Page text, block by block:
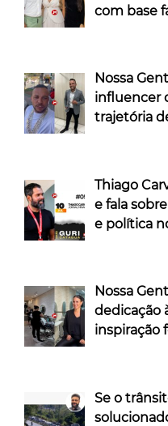
com base
Nossa
influencer
trajetória
Thiago
e fala
e política
Nossa
dedicação
inspiração
Se o